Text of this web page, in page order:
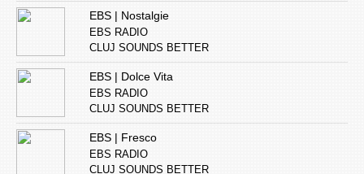
EBS | Nostalgie
EBS RADIO
CLUJ SOUNDS BETTER
EBS | Dolce Vita
EBS RADIO
CLUJ SOUNDS BETTER
EBS | Fresco
EBS RADIO
CLUJ SOUNDS BETTER